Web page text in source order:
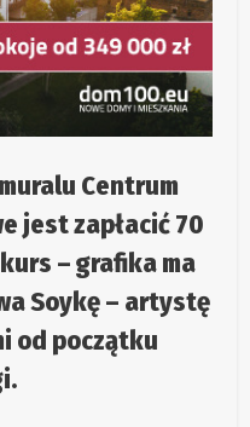
Centrum
jest zapłacić 70
– grafika ma
Soykę – artystę
od początku